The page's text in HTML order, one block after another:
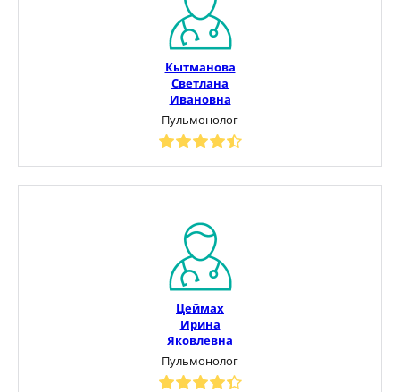
Кытманова
Светлана
Ивановна
Пульмонолог
Цеймах
Ирина
Яковлевна
Пульмонолог